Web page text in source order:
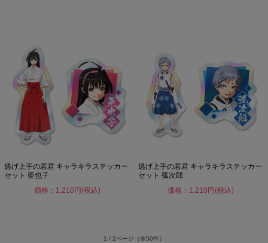
逃げ上手の若君 キャラキラステッカー
セット 亜也子
価格：1,210円(税込)
逃げ上手の若君 キャラキラステッカー
セット 弧次郎
価格：1,210円(税込)
1 / 2ページ （全50件）